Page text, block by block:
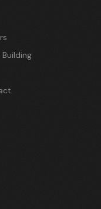
Building